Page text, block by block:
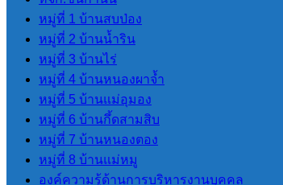
หมู่ที่ 1 บ้านสบป่อง
หมู่ที่ 2 บ้านน้ำริน
หมู่ที่ 3 บ้านไร่
หมู่ที่ 4 บ้านหนองผาจ้ำ
หมู่ที่ 5 บ้านแม่อุมอง
หมู่ที่ 6 บ้านกึ้ดสามสิบ
หมู่ที่ 7 บ้านหนองตอง
หมู่ที่ 8 บ้านแม่หมู
องค์ความรู้ด้านการบริหารงานบุคคล